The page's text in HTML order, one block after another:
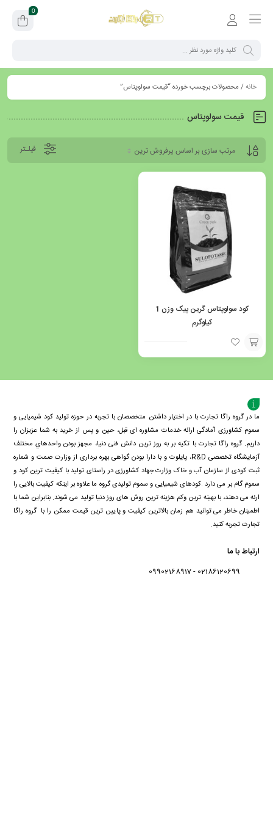
0
خانه/ محصولات برچسب خورده “قیمت سولوپتاس”
قیمت سولوپتاس
فیلـتر
کود سولوپتاس گرین پیک وزن 1
کیلوگرم
افزودن
به
سبد
ما در گروه راگا تجارت با در اختیار داشتن متخصصان با تجربه در حوزه تولید کود شیمیایی و
سموم کشاورزی آمادگی ارائه خدمات مشاوره ای قبل، حین و پس از خرید به شما عزیزان را
داریم. گروه راگا تجارت با تكيه بر به روز ترین دانش فنی دنيا، مجهز بودن واحدهاي مختلف
آزمايشگاه تخصصی R&D، پايلوت و با دارا بودن گواهی بهره برداری از وزارت صمت و شماره
ثبت کودی از سازمان آب و خاک وزارت جهاد کشاورزی در راستای تولید با کیفیت ترین کود و
سموم گام بر می دارد .کودهای شیمیایی و سموم تولیدی گروه ما علاوه بر اینکه کیفیت بالایی را
ارئه می دهند، با بهینه ترین وکم هزینه ترین روش های روز دنیا تولید می شوند. بنابراین شما با
اطمینان خاطر می توانید هم زمان بالاترین کیفیت و پایین ترین قیمت ممکن را با گروه راگا
تجارت تجربه کنید.
ارتباط با ما
02186120699 - 09902168917